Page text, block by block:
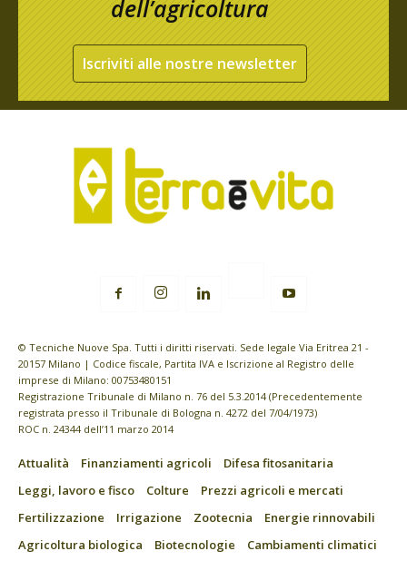
dell’agricoltura
Iscriviti alle nostre newsletter
© Tecniche Nuove Spa. Tutti i diritti riservati. Sede legale Via Eritrea 21 -
20157 Milano | Codice fiscale, Partita IVA e Iscrizione al Registro delle
imprese di Milano: 00753480151
Registrazione Tribunale di Milano n. 76 del 5.3.2014 (Precedentemente
registrata presso il Tribunale di Bologna n. 4272 del 7/04/1973)
ROC n. 24344 dell’11 marzo 2014
Attualità Finanziamenti agricoli
Difesa fitosanitaria
Leggi, lavoro e fisco
Colture
Prezzi agricoli e mercati
Fertilizzazione
Irrigazione Zootecnia
Energie rinnovabili
Agricoltura biologica
Biotecnologie
Cambiamenti climatici